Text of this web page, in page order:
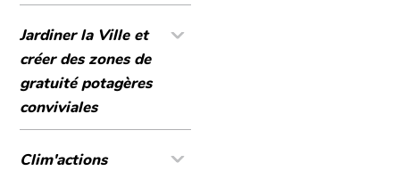
Jardiner la Ville et
créer des zones de
gratuité potagères
conviviales
Clim'actions